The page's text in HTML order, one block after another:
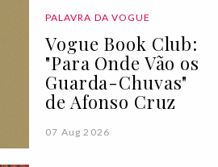
PALAVRA DA VOGUE
Vogue Book Club:
"Para Onde Vão os
Guarda-Chuvas"
de Afonso Cruz
07 Aug 2026